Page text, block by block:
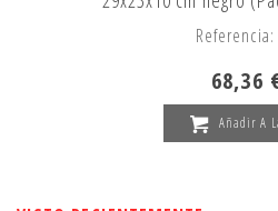
Referencia:
68,36
Añadir A